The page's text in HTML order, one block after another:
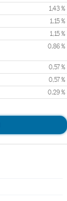
1,43 %
1,15 %
1,15 %
0,86 %
0,57 %
0,57 %
0,29 %